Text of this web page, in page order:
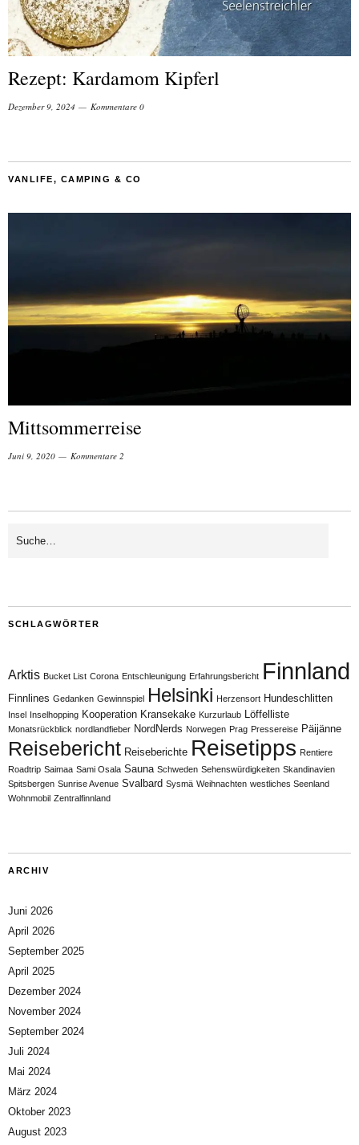
Rezept: Kardamom Kipferl
Dezember 9, 2024 Kommentare 0
VANLIFE, CAMPING & CO
Mittsommerreise
Juni 9, 2020 Kommentare 2
SCHLAGWÖRTER
Arktis Bucket List Corona Entschleunigung Erfahrungsbericht Finnland
Finnlines Gedanken Gewinnspiel Helsinki Herzensort Hundeschlitten
Insel Inselhopping Kooperation Kransekake Kurzurlaub Löffelliste
Monatsrückblick nordlandfieber NordNerds Norwegen Prag Pressereise Päijänne
Reisebericht Reiseberichte Reisetipps Rentiere
Roadtrip Saimaa Sami Osala Sauna Schweden Sehenswürdigkeiten Skandinavien
Spitsbergen Sunrise Avenue Svalbard Sysmä Weihnachten westliches Seenland
Wohnmobil Zentralfinnland
ARCHIV
Juni 2026
April 2026
September 2025
April 2025
Dezember 2024
November 2024
September 2024
Juli 2024
Mai 2024
März 2024
Oktober 2023
August 2023